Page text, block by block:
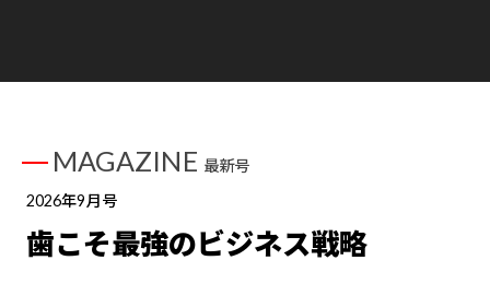
MAGAZINE 最新号
2026年9月号
歯こそ最強のビジネス戦略